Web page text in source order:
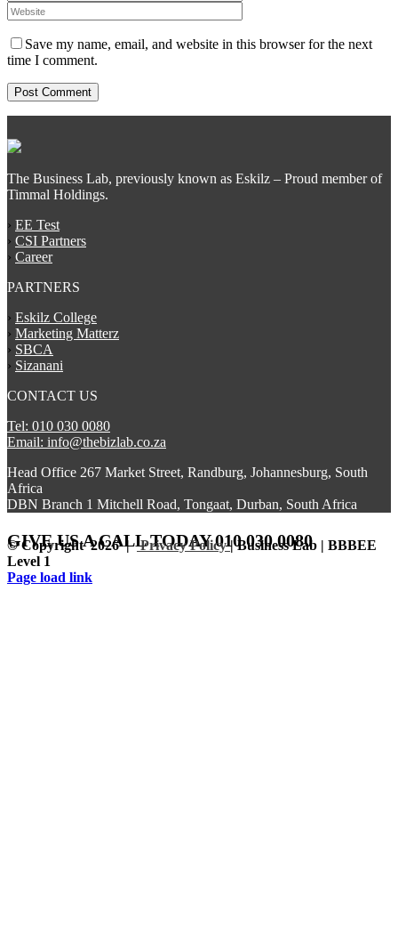
Save my name, email, and website in this browser for the next
time I comment.
The Business Lab, previously known as Eskilz – Proud member of
Timmal Holdings.
› EE Test
› CSI Partners
› Career
PARTNERS
› Eskilz College
› Marketing Matterz
› SBCA
› Sizanani
CONTACT US
Tel: 010 030 0080
Email: info@thebizlab.co.za
Head Office 267 Market Street, Randburg, Johannesburg, South
Africa
DBN Branch 1 Mitchell Road, Tongaat, Durban, South Africa
GIVE US A CALLTODAY 010 030 0080
© Copyright2026 |Privacy Policy| Business Lab | BBBEE
Level 1
Facebook
Instagram
LinkedIn
Page load link